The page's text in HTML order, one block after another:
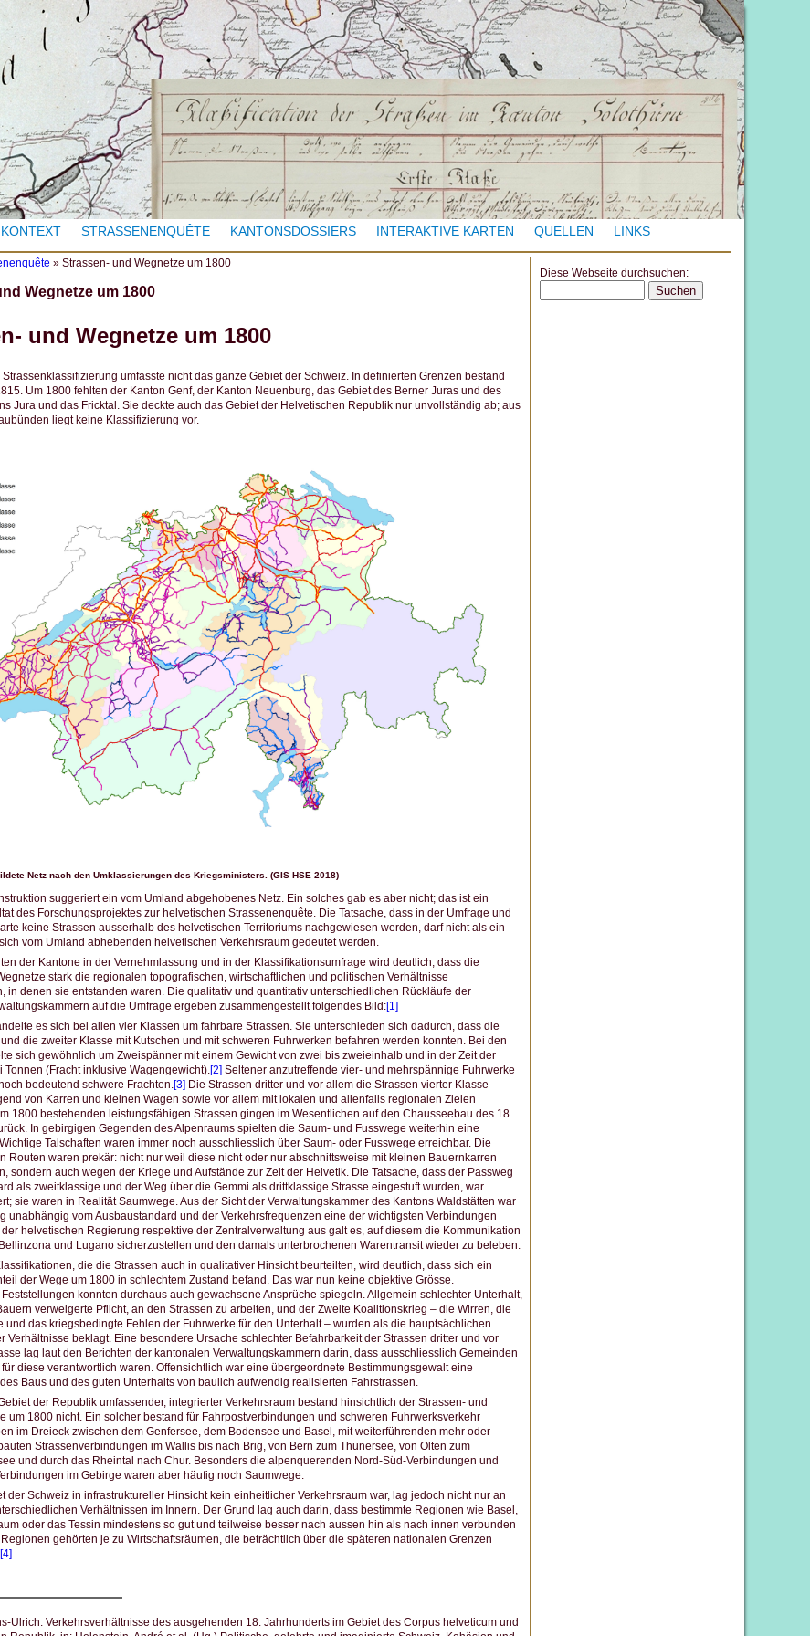
Jump to navigation
KONTEXT STRASSENENQUÊTE KANTONSDOSSIERS INTERAKTIVE KARTEN QUELLEN LINKS
» Strassen- und Wegnetze um 1800
Wegnetze um 1800
und Wegnetze um 1800
umfasste nicht das ganze Gebiet der Schweiz. In definierten Grenzen bestand
Um 1800 fehlten der Kanton Genf, der Kanton Neuenburg, das Gebiet des Berner Juras und des
Jura und das Fricktal. Sie deckte auch das Gebiet der Helvetischen Republik nur unvollständig ab; aus
liegt keine Klassifizierung vor.
Netz nach den Umklassierungen des Kriegsministers. (GIS HSE 2018)
suggeriert ein vom Umland abgehobenes Netz. Ein solches gab es aber nicht; das ist ein
des Forschungsprojektes zur helvetischen Strassenenquête. Die Tatsache, dass in der Umfrage und
keine Strassen ausserhalb des helvetischen Territoriums nachgewiesen werden, darf nicht als ein
vom Umland abhebenden helvetischen Verkehrsraum gedeutet werden.
der Kantone in der Vernehmlassung und in der Klassifikationsumfrage wird deutlich, dass die
stark die regionalen topografischen, wirtschaftlichen und politischen Verhältnisse
in denen sie entstanden waren. Die qualitativ und quantitativ unterschiedlichen Rückläufe der
auf die Umfrage ergeben zusammengestellt folgendes Bild:[1]
es sich bei allen vier Klassen um fahrbare Strassen. Sie unterschieden sich dadurch, dass die
die zweiter Klasse mit Kutschen und mit schweren Fuhrwerken befahren werden konnten. Bei den
sich gewöhnlich um Zweispänner mit einem Gewicht von zwei bis zweieinhalb und in der Zeit der
Tonnen (Fracht inklusive Wagengewicht).[2] Seltener anzutreffende vier- und mehrspännige Fuhrwerke
bedeutend schwere Frachten.[3] Die Strassen dritter und vor allem die Strassen vierter Klasse
von Karren und kleinen Wagen sowie vor allem mit lokalen und allenfalls regionalen Zielen
1800 bestehenden leistungsfähigen Strassen gingen im Wesentlichen auf den Chausseebau des 18.
In gebirgigen Gegenden des Alpenraums spielten die Saum- und Fusswege weiterhin eine
Talschaften waren immer noch ausschliesslich über Saum- oder Fusswege erreichbar. Die
Routen waren prekär: nicht nur weil diese nicht oder nur abschnittsweise mit kleinen Bauernkarren
sondern auch wegen der Kriege und Aufstände zur Zeit der Helvetik. Die Tatsache, dass der Passweg
als zweitklassige und der Weg über die Gemmi als drittklassige Strasse eingestuft wurden, war
sie waren in Realität Saumwege. Aus der Sicht der Verwaltungskammer des Kantons Waldstätten war
unabhängig vom Ausbaustandard und der Verkehrsfrequenzen eine der wichtigsten Verbindungen
helvetischen Regierung respektive der Zentralverwaltung aus galt es, auf diesem die Kommunikation
und Lugano sicherzustellen und den damals unterbrochenen Warentransit wieder zu beleben.
die die Strassen auch in qualitativer Hinsicht beurteilten, wird deutlich, dass sich ein
der Wege um 1800 in schlechtem Zustand befand. Das war nun keine objektive Grösse.
konnten durchaus auch gewachsene Ansprüche spiegeln. Allgemein schlechter Unterhalt,
verweigerte Pflicht, an den Strassen zu arbeiten, und der Zweite Koalitionskrieg – die Wirren, die
und das kriegsbedingte Fehlen der Fuhrwerke für den Unterhalt – wurden als die hauptsächlichen
Verhältnisse beklagt. Eine besondere Ursache schlechter Befahrbarkeit der Strassen dritter und vor
lag laut den Berichten der kantonalen Verwaltungskammern darin, dass ausschliesslich Gemeinden
diese verantwortlich waren. Offensichtlich war eine übergeordnete Bestimmungsgewalt eine
Baus und des guten Unterhalts von baulich aufwendig realisierten Fahrstrassen.
der Republik umfassender, integrierter Verkehrsraum bestand hinsichtlich der Strassen- und
um 1800 nicht. Ein solcher bestand für Fahrpostverbindungen und schweren Fuhrwerksverkehr
im Dreieck zwischen dem Genfersee, dem Bodensee und Basel, mit weiterführenden mehr oder
Strassenverbindungen im Wallis bis nach Brig, von Bern zum Thunersee, von Olten zum
und durch das Rheintal nach Chur. Besonders die alpenquerenden Nord-Süd-Verbindungen und
im Gebirge waren aber häufig noch Saumwege.
der Schweiz in infrastruktureller Hinsicht kein einheitlicher Verkehrsraum war, lag jedoch nicht nur an
Verhältnissen im Innern. Der Grund lag auch darin, dass bestimmte Regionen wie Basel,
oder das Tessin mindestens so gut und teilweise besser nach aussen hin als nach innen verbunden
gehörten je zu Wirtschaftsräumen, die beträchtlich über die späteren nationalen Grenzen
[4]
Ulrich. Verkehrsverhältnisse des ausgehenden 18. Jahrhunderts im Gebiet des Corpus helveticum und
Diese Webseite durchsuchen: